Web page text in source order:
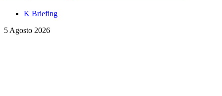
K Briefing
5 Agosto 2026